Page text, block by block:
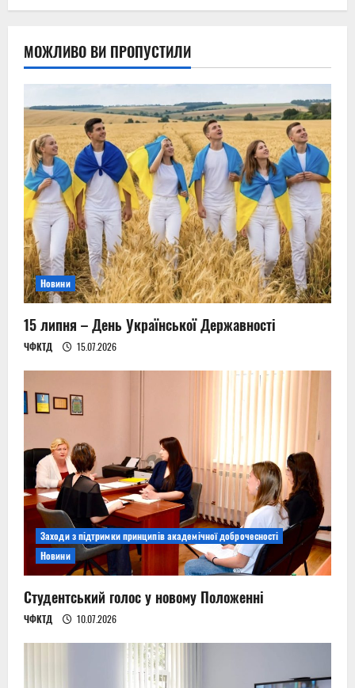
МОЖЛИВО ВИ ПРОПУСТИЛИ
Новини
15 липня – День Української Державності
ЧФКТД 15.07.2026
Заходи з підтримки принципів академічної доброчесності
Новини
Студентський голос у новому Положенні
ЧФКТД 10.07.2026